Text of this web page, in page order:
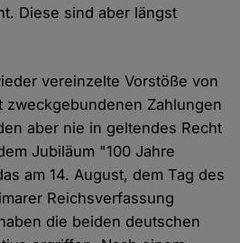
Diese sind aber längst
vereinzelte Vorstöße von
zweckgebundenen Zahlungen
aber nie in geltendes Recht
Jubiläum "100 Jahre
am 14. August, dem Tag des
Reichsverfassung
die beiden deutschen